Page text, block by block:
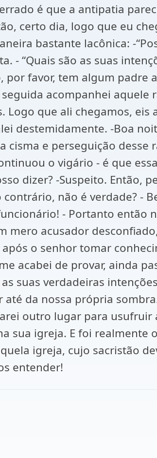
é que a antipatia
certo dia, logo que eu
bastante lacônica: -
- “Quais são as suas
favor, tem algum padre
seguida acompanhei
Logo que ali chegamos, eis
destemidamente. -Boa
cisma e perseguição desse
o vigário - é que
dizer? -Suspeito. Então,
não é verdade? -
- Portanto então
mero acusador
o senhor tomar
acabei de provar, ainda
suas verdadeiras
até da nossa própria
outro lugar para
sua igreja. E foi
igreja, cujo sacristão
entender!